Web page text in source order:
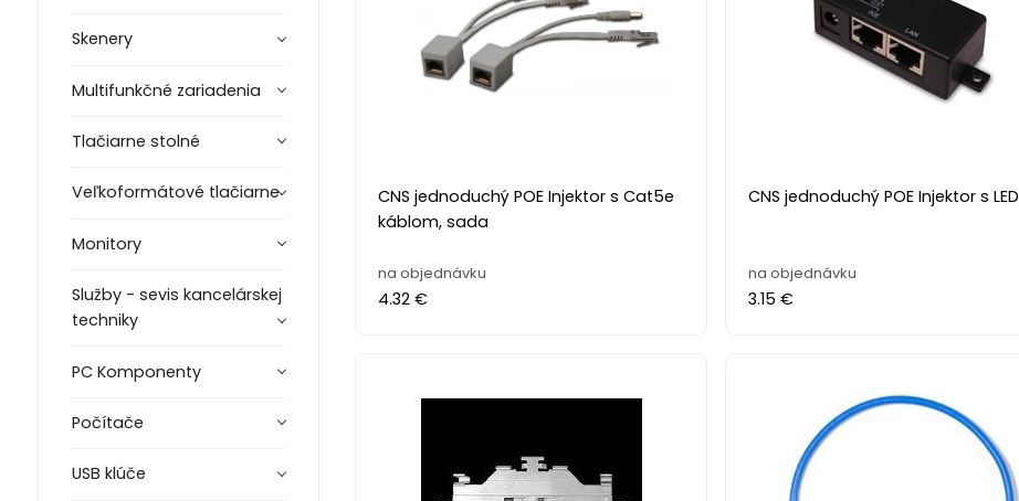
Skenery
Multifunkčné zariadenia
Tlačiarne stolné
Veľkoformátové tlačiarne
Monitory
Služby - sevis kancelárskej
techniky
PC Komponenty
Počítače
USB klúče
CNS jednoduchý POE Injektor s Cat5e
káblom, sada
na objednávku
4.32 €
CNS jednoduchý POE Injektor s LED
na objednávku
3.15 €